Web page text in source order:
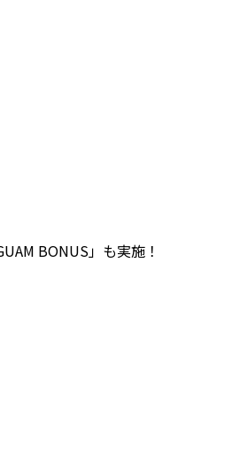
BONUS」も実施！